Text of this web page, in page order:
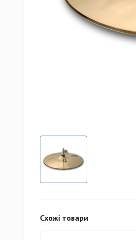
Схожі товари